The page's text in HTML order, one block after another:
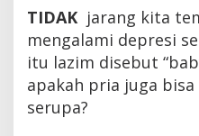
a
M
e
n
g
a
TIDAK jarang kita
mengalami depresi
itu lazim disebut
apakah pria juga
serupa?